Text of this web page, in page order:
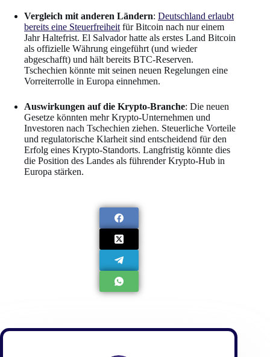
Vergleich mit anderen Ländern: Deutschland erlaubt
bereits eine Steuerfreiheit für Bitcoin nach nur einem
Jahr Haltefrist. El Salvador hatte als erstes Land Bitcoin
als offizielle Währung eingeführt (und wieder
abgeschafft) und hält bereits BTC-Reserven.
Tschechien könnte mit seinen neuen Regelungen eine
Vorreiterrolle in Europa einnehmen.
Auswirkungen auf die Krypto-Branche: Die neuen
Gesetze könnten mehr Krypto-Unternehmen und
Investoren nach Tschechien ziehen. Steuerliche Vorteile
und regulatorische Klarheit sind entscheidend für den
Erfolg eines Krypto-Standorts. Langfristig könnte dies
die Position des Landes als führender Krypto-Hub in
Europa stärken.